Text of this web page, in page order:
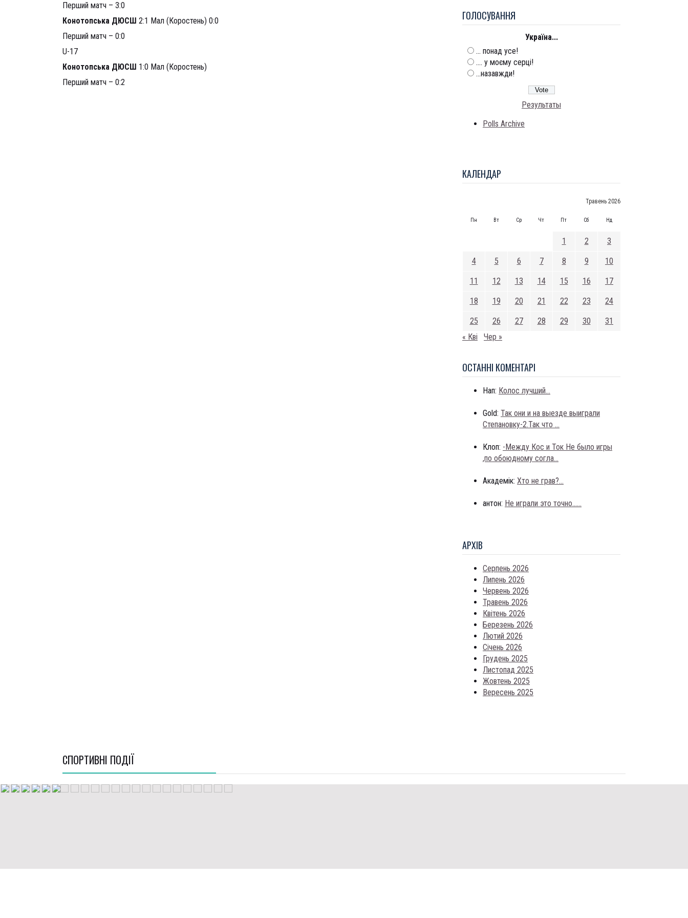
ГОЛОСУВАННЯ
Україна...
... понад усе!
.... у моєму серці!
...назавжди!
Результаты
Polls Archive
КАЛЕНДАР
Травень 2026
Пн Вт Ср Чт Пт Сб Нд
1 2 3
4 5 6 7 8 9 10
11 12 13 14 15 16 17
18 19 20 21 22 23 24
25 26 27 28 29 30
31
« Кві
Чер »
ОСТАННI КОМЕНТАРI
Нап: Колос лучший...
Gold: Так они и на выезде выиграли
Степановку-2.Так что ...
Клоп: -Между Кос и Ток Не было игры
,по обоюдному согла...
Академік: Хто не грав?...
антон: Не играли это точно......
АРХIВ
Серпень 2026
Липень 2026
Червень 2026
Травень 2026
Квітень 2026
Березень 2026
Лютий 2026
Січень 2026
Грудень 2025
Листопад 2025
Жовтень 2025
Вересень 2025
Перший матч – 3:0
Конотопська ДЮСШ 2:1 Мал (Коростень) 0:0
Перший матч – 0:0
U-17
Конотопська ДЮСШ 1:0 Мал (Коростень)
Перший матч – 0:2
СПОРТИВНI ПОДІЇ